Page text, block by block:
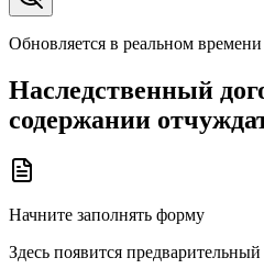
Обновляется в реальном
Наследственный
содержании
Начните заполнять форму
Здесь появится